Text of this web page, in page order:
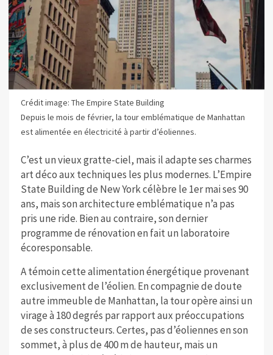
Crédit image: The Empire State Building
Depuis le mois de février, la tour emblématique de Manhattan
est alimentée en électricité à partir d’éoliennes.
C’est un vieux gratte-ciel, mais il adapte ses charmes
art déco aux techniques les plus modernes. L’Empire
State Building de New York célèbre le 1er mai ses 90
ans, mais son architecture emblématique n’a pas
pris une ride. Bien au contraire, son dernier
programme de rénovation en fait un laboratoire
écoresponsable.
A témoin cette alimentation énergétique provenant
exclusivement de l’éolien. En compagnie de doute
autre immeuble de Manhattan, la tour opère ainsi un
virage à 180 degrés par rapport aux préoccupations
de ses constructeurs. Certes, pas d’éoliennes en son
sommet, à plus de 400 m de hauteur, mais un